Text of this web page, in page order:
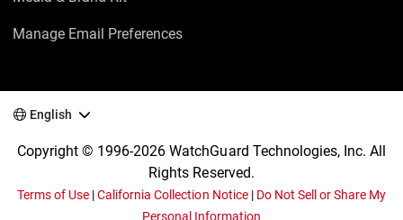
Manage Email Preferences
English
Copyright © 1996-2026 WatchGuard Technologies, Inc. All
Rights Reserved.
Terms of Use |California Collection Notice| Do Not Sell or Share My
Personal Information